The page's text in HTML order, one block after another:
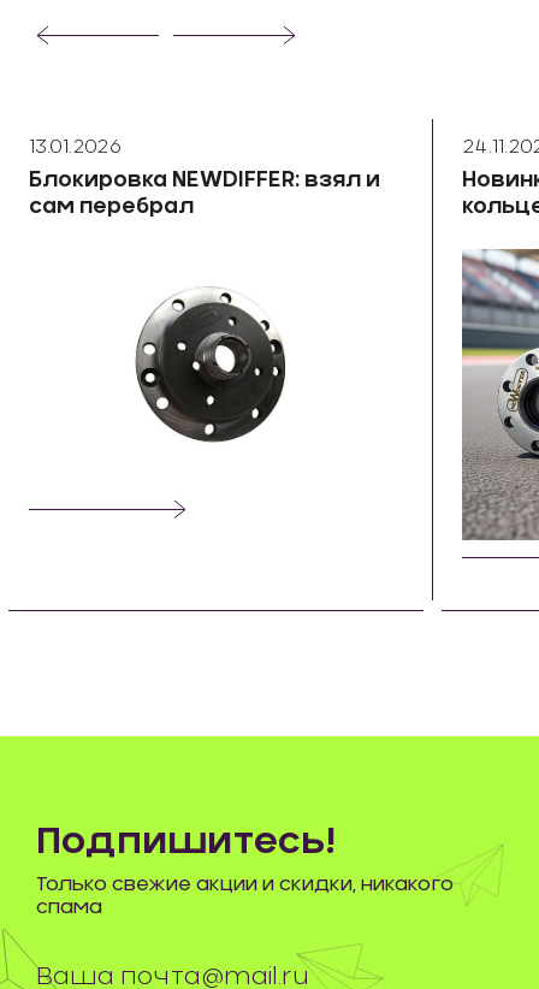
13.01.2026
Блокировка NEWDIFFER: взял и
сам перебрал
Подпишитесь!
Только свежие акции и скидки, никакого
спама